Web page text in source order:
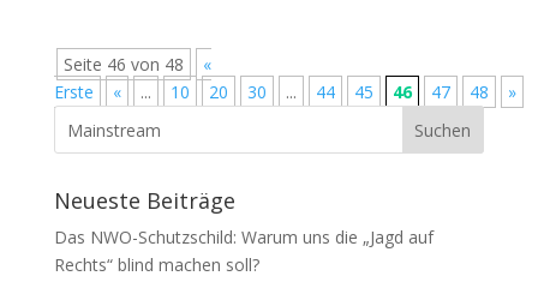
Seite 46 von 48
«
Erste
« ... 10 20 30 ... 44 45 46 47 48 »
Neueste Beiträge
Das NWO-Schutzschild: Warum uns die „Jagd auf
Rechts“ blind machen soll?